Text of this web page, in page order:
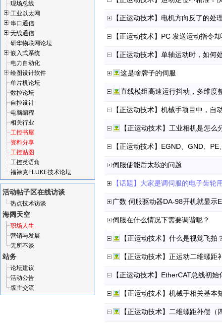
现场总线
工业以太网
串口通信
无线通信
研华物联网论坛
嵌入式系统
电力自动化
绘图设计软件
单片机论坛
数控论坛
自控设计
电脑编程
相关行业
工控书屋
资料分享
工控贴图
工控英语角
福禄克FLUKE技术论坛
活动帖子区在线访谈
热点技术访谈
海阔天空
职场人生
营销与发展
无所不谈
站务
论坛建议
活动公告
版主交流
【正运动技术】电机方向反了的处
【正运动技术】PC 发送运动指令
【正运动技术】单轴运动时，如何
这是啥牌子的伺服
直线模组高速运行抖动，多维度
【正运动技术】机械手项目中，自
【正运动技术】工业相机是怎
【正运动技术】EGND、GND、
伺服使能后太软的问题
广数 伺服驱动器DA-98开机就显示
伺服在什么情况下需要调谐呢？
【正运动技术】什么是视觉飞拍
【正运动技术】正运动二维螺距
【正运动技术】EtherCAT总线初始
【正运动技术】机械手相关基本
【正运动技术】二维螺距补偿（